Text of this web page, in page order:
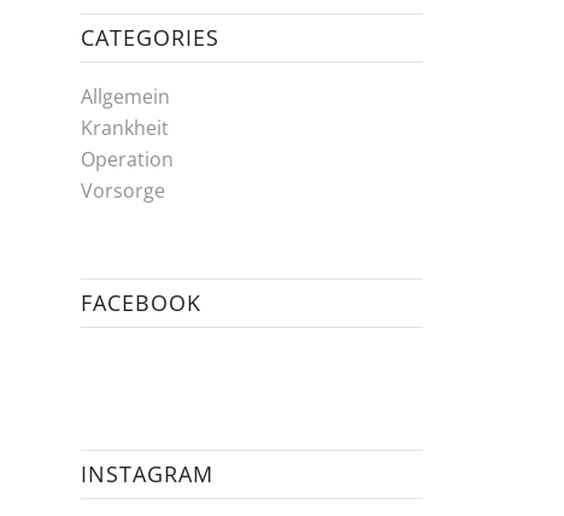
CATEGORIES
Allgemein
Krankheit
Operation
Vorsorge
FACEBOOK
INSTAGRAM